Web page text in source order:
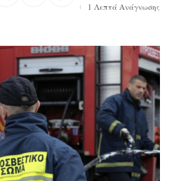
1 Λεπτά Ανάγνωσης